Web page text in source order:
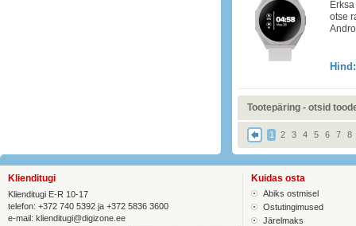
otse
Tootepäring - otsid
1 2 3 4 5 6 7 8
Klienditugi
Klienditugi E-R 10-17
telefon: +372 740 5392 ja +372 5836 3600
e-mail: klienditugi@digizone.ee
Kuidas osta
Abiks ostmisel
Ostutingimused
Järelmaks